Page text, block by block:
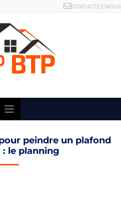
CONTACTEZ-NOUS
peindre un plafond
: le planning